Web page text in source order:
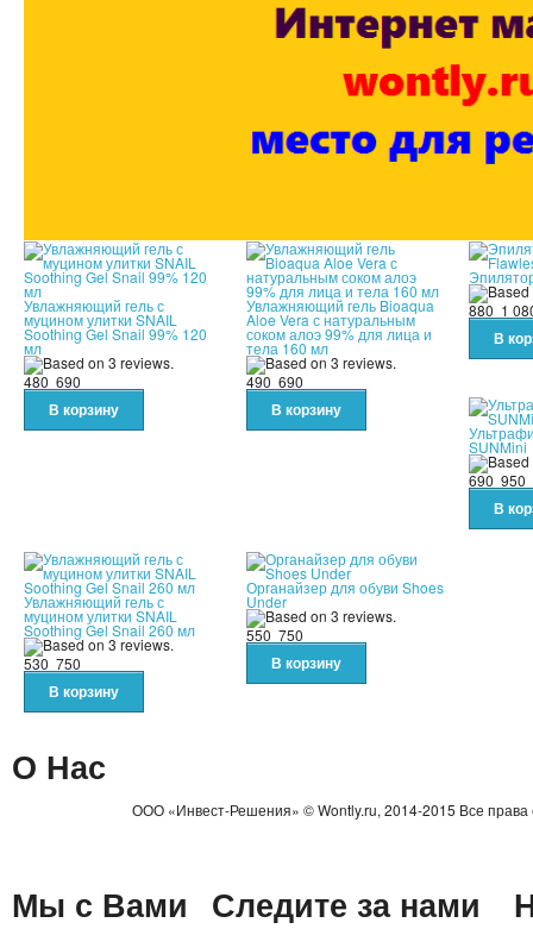
Увлажняющий гель с
муцином улитки SNAIL
Soothing Gel Snail 99% 120
мл
480 690
Увлажняющий гель Bioaqua
Aloe Vera с натуральным
соком алоэ 99% для лица и
тела 160 мл
490 690
880 1
SUNMini
690 950
Увлажняющий гель с
муцином улитки SNAIL
Soothing Gel Snail 260 мл
530 750
Органайзер для обуви Shoes
Under
550 750
О Нас
ООО «Инвест-Решения» © Wontly.ru, 2014-2015 Все права
Мы с Вами Следите за нами